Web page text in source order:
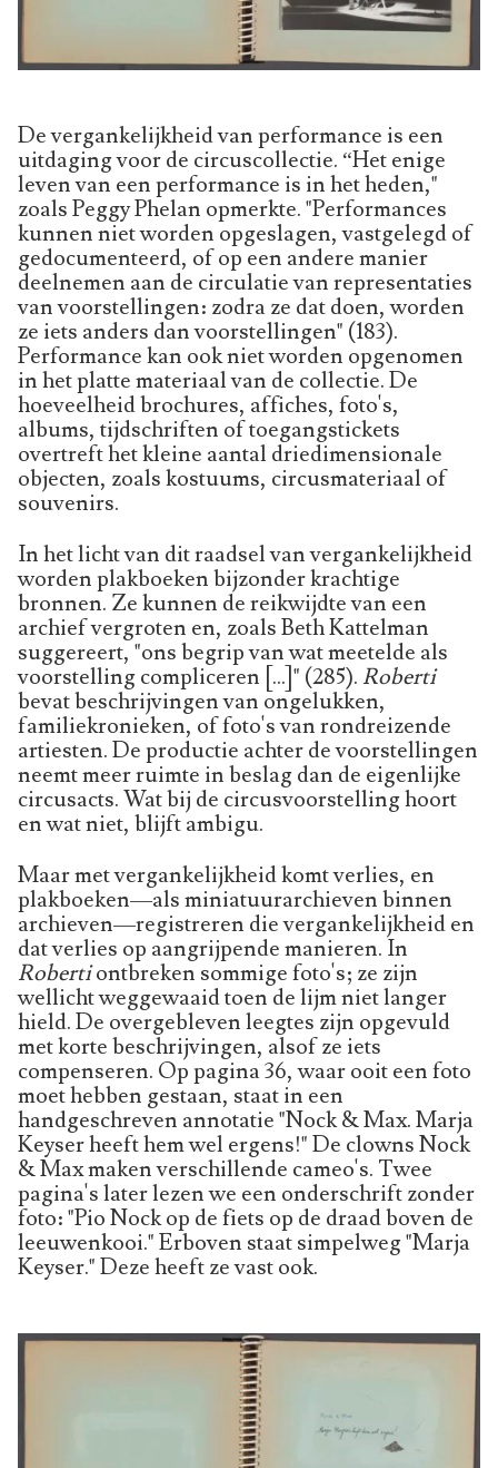
De vergankelijkheid van performance is een
uitdaging voor de circuscollectie. “Het enige
leven van een performance is in het heden,"
zoals Peggy Phelan opmerkte. "Performances
kunnen niet worden opgeslagen, vastgelegd of
gedocumenteerd, of op een andere manier
deelnemen aan de circulatie van representaties
van voorstellingen: zodra ze dat doen, worden
ze iets anders dan voorstellingen" (183).
Performance kan ook niet worden opgenomen
in het platte materiaal van de collectie. De
hoeveelheid brochures, affiches, foto's,
albums, tijdschriften of toegangstickets
overtreft het kleine aantal driedimensionale
objecten, zoals kostuums, circusmateriaal of
souvenirs.
In het licht van dit raadsel van vergankelijkheid
worden plakboeken bijzonder krachtige
bronnen. Ze kunnen de reikwijdte van een
archief vergroten en, zoals Beth Kattelman
suggereert, "ons begrip van wat meetelde als
voorstelling compliceren [...]" (285). Roberti
bevat beschrijvingen van ongelukken,
familiekronieken, of foto's van rondreizende
artiesten. De productie achter de voorstellingen
neemt meer ruimte in beslag dan de eigenlijke
circusacts. Wat bij de circusvoorstelling hoort
en wat niet, blijft ambigu.
Maar met vergankelijkheid komt verlies, en
plakboeken––als miniatuurarchieven binnen
archieven––registreren die vergankelijkheid en
dat verlies op aangrijpende manieren. In
Robertiontbreken sommige foto's; ze zijn
wellicht weggewaaid toen de lijm niet langer
hield. De overgebleven leegtes zijn opgevuld
met korte beschrijvingen, alsof ze iets
compenseren. Op pagina 36, waar ooit een foto
moet hebben gestaan, staat in een
handgeschreven annotatie "Nock & Max. Marja
Keyser heeft hem wel ergens!" De clowns Nock
& Max maken verschillende cameo's. Twee
pagina's later lezen we een onderschrift zonder
foto: "Pio Nock op de fiets op de draad boven de
leeuwenkooi." Erboven staat simpelweg "Marja
Keyser." Deze heeft ze vast ook.